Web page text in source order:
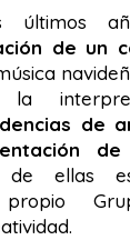
últimos
de un
la
de
de ellas